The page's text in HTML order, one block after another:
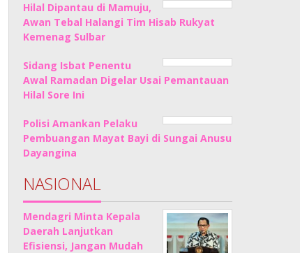
Hilal Dipantau di Mamuju,
Awan Tebal Halangi Tim Hisab Rukyat
Kemenag Sulbar
Sidang Isbat Penentu
Awal Ramadan Digelar Usai Pemantauan
Hilal Sore Ini
Polisi Amankan Pelaku
Pembuangan Mayat Bayi di Sungai Anusu
Dayangina
NASIONAL
Mendagri Minta Kepala
Daerah Lanjutkan
Efisiensi, Jangan Mudah